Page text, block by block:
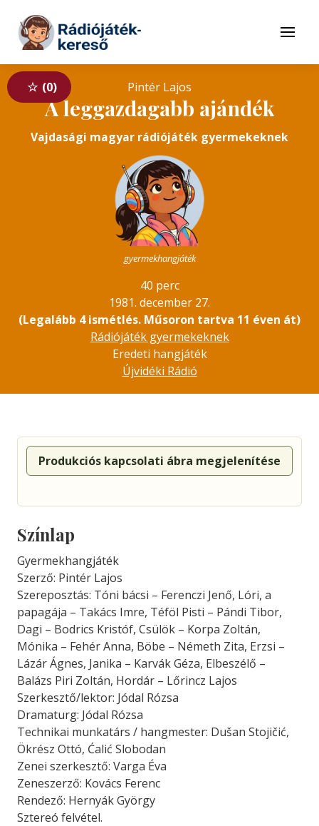
Tovább a tartalomhoz
Menü
0 Pintér Lajos
A leggazdagabb ajándék
Vajdasági magyar rádiójáték gyermekeknek
gyermekhangjáték
40 perc
1981. december 27.
(Legalább 4 ismétlés. Műsoron tartva 11 éven át)
Rádiójáték gyermekeknek
Eredeti hangjáték
Újvidéki Rádió
Produkciós kapcsolati ábra megjelenítése
Színlap
Gyermekhangjáték
Szerző: Pintér Lajos
Szereposztás: Tóni bácsi – Ferenczi Jenő, Lóri, a
papagája – Takács Imre, Téföl Pisti – Pándi Tibor,
Dagi – Bodrics Kristóf, Csülök – Korpa Zoltán,
Mónika – Fehér Anna, Böbe – Németh Zita, Erzsi –
Lázár Ágnes, Janika – Karvák Géza, Elbeszélő –
Balázs Piri Zoltán, Hordár – Lőrincz Lajos
Szerkesztő/lektor: Jódal Rózsa
Dramaturg: Jódal Rózsa
Technikai munkatárs / hangmester: Dušan Stojičić,
Ökrész Ottó, Ćalić Slobodan
Zenei szerkesztő: Varga Éva
Zeneszerző: Kovács Ferenc
Rendező: Hernyák György
Sztereó felvétel.